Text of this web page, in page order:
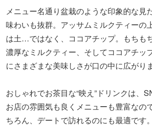
メニュー名通り盆栽のような印象的な見
味わいも抜群。アッサムミルクティーの
は土…ではなく、ココアチップ。もちも
濃厚なミルクティー、そしてココアチッ
にさまざまな美味しさが口の中に広がりま
おしゃれでお茶目な“映え”ドリンクは、
お店の雰囲気も良くメニューも豊富なの
ちろん、デートで訪れるのにも最適です。